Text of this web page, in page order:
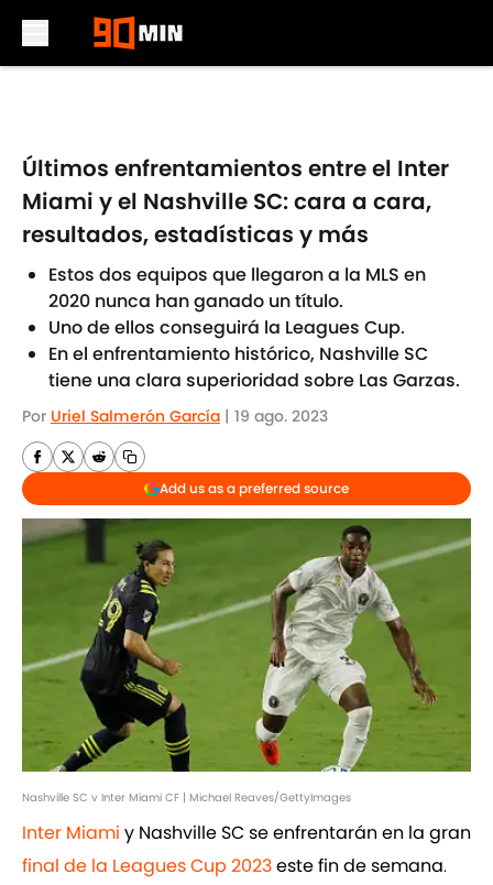
Últimos enfrentamientos entre el Inter
Miami y el Nashville SC: cara a cara,
resultados, estadísticas y más
Estos dos equipos que llegaron a la MLS en
2020 nunca han ganado un título.
Uno de ellos conseguirá la Leagues Cup.
En el enfrentamiento histórico, Nashville SC
tiene una clara superioridad sobre Las Garzas.
Por Uriel Salmerón García | 19 ago. 2023
Add us as a preferred source
Nashville SC v Inter Miami CF | Michael Reaves/GettyImages
Inter Miami y Nashville SC se enfrentarán en la gran
final de la Leagues Cup 2023este fin de semana.